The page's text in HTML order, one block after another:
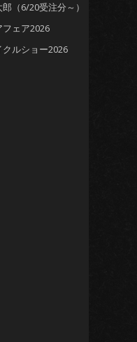
（6/20受注分～）
フェア2026
クルショー2026